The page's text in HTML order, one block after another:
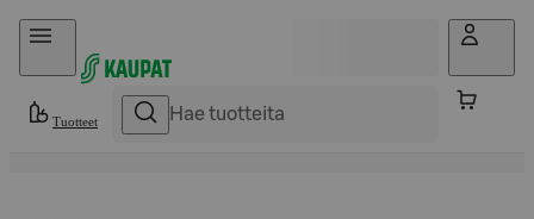
Hyppää sisältöön
Tuotteet